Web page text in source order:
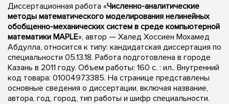
Диссертационная работа «Численно-аналитические
методы математического моделирования нелинейных
обобщенно-механических систем в среде компьютерной
математики MAPLE», автор — Халед Хоссиен Мохамед
Абдулла, относится к типу: кандидатская диссертация по
специальности 05.13.18. Работа подготовлена в городе
Казань в 2011 году. Объем работы: 160 с. : ил.. Внутренний
код товара: 01004973385. На странице представлены
основные сведения о диссертации, включая название,
автора, год, город, тип работы и шифр специальности.